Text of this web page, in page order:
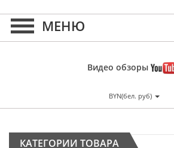
Контакты, и схема проезда
Видео обзоры
BYN(бел. руб)
КАТЕГОРИИ ТОВАРА